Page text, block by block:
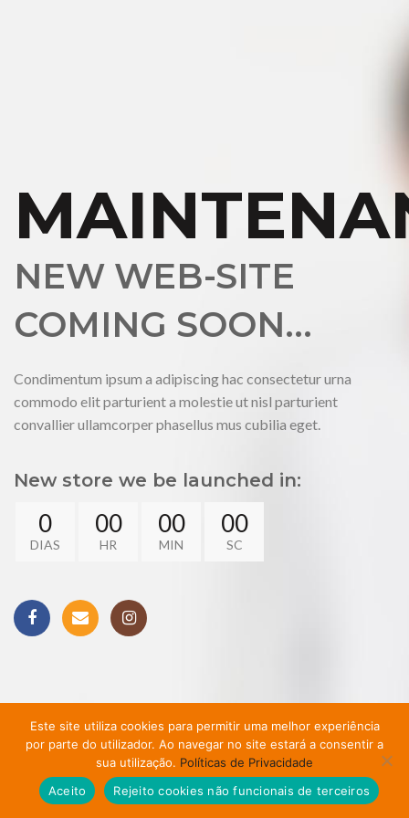
NEW WEB-SITE
COMING SOON...
Condimentum ipsum a adipiscing hac consectetur urna
commodo elit parturient a molestie ut nisl parturient
convallier ullamcorper phasellus mus cubilia eget.
New store we be launched in:
0
DIAS
00
HR
00
MIN
00
SC
Este site utiliza cookies para permitir uma melhor experiência
por parte do utilizador. Ao navegar no site estará a consentir a
sua utilização. Políticas de Privacidade
Aceito
Rejeito cookies não funcionais de terceiros